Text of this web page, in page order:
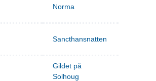
Norma
Sancthansnatten
Gildet på
Solhoug